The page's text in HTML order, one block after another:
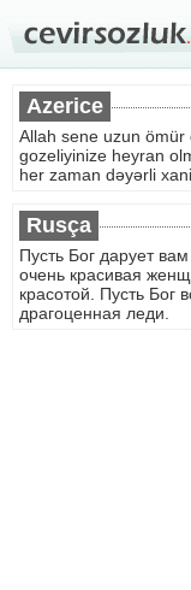
Azerice
Allah sene uzun ömür
gozeliyinize heyran
her zaman dəyərli
Rusça
Пусть Бог дарует
очень красивая
красотой. Пусть Бог
драгоценная леди.